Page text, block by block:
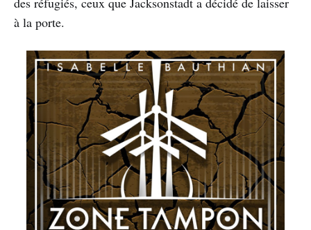
à la porte.